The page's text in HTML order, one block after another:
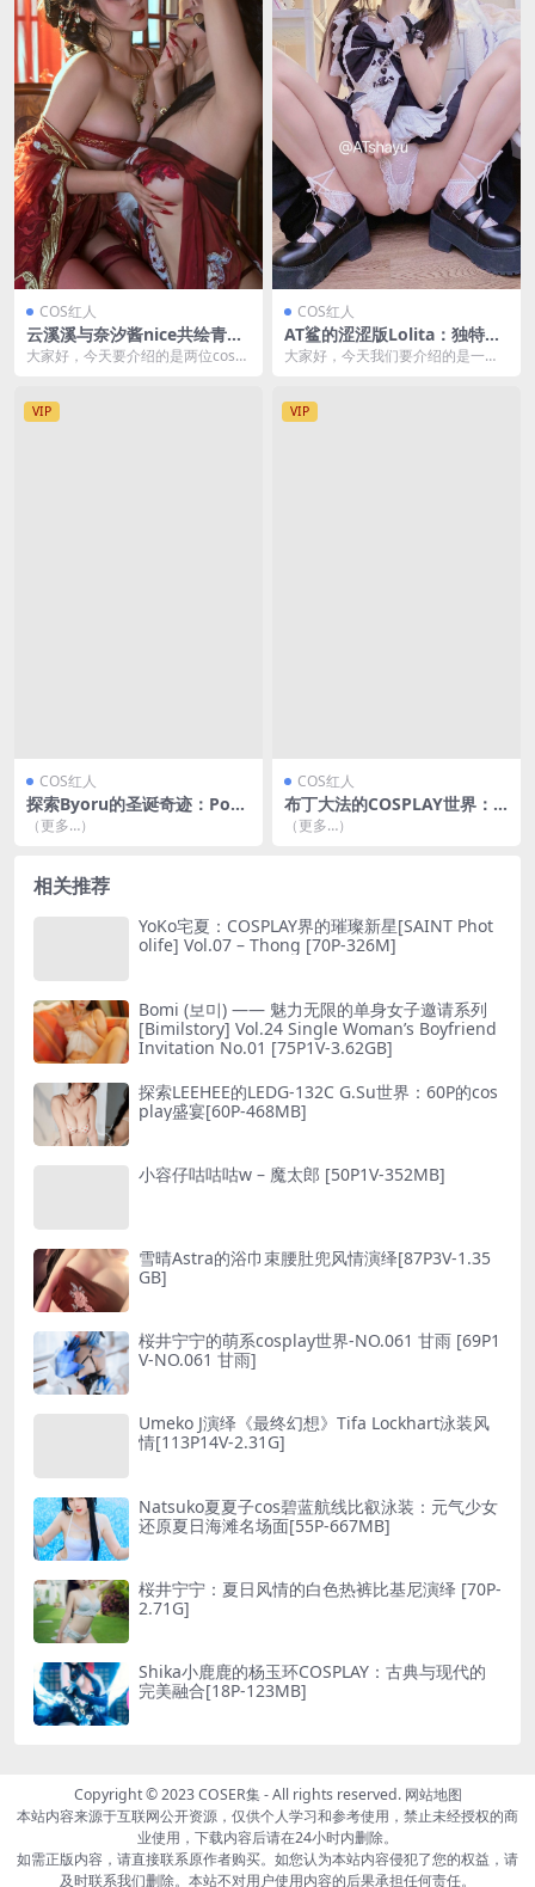
COS红人
云溪溪与奈汐酱nice共绘青楼
韵事 [121P1V-1.23GB]
大家好，今天要介绍的是两位cos界
COS红人
AT鲨的涩涩版Lolita：独特风
格的cosplay演绎 [54P-55M
大家好，今天我们要介绍的是一位c
VIP
COS红人
探索Byoru的圣诞奇迹：Pow
a Christmas系列[52P1V-817
（更多…）
VIP
COS红人
布丁大法的COSPLAY世界：
探索她的多面魅力[89P8V -75
（更多…）
相关推荐
YoKo宅夏：COSPLAY界的璀璨新星[SAINT Phot
olife] Vol.07 – Thong [70P-326M]
Bomi (보미) —— 魅力无限的单身女子邀请系列
[Bimilstory] Vol.24 Single Woman’s Boyfriend
Invitation No.01 [75P1V-3.62GB]
探索LEEHEE的LEDG-132C G.Su世界：60P的cos
play盛宴[60P-468MB]
小容仔咕咕咕w – 魔太郎 [50P1V-352MB]
雪晴Astra的浴巾束腰肚兜风情演绎[87P3V-1.35
GB]
桜井宁宁的萌系cosplay世界-NO.061 甘雨 [69P1
V-NO.061 甘雨]
Umeko J演绎《最终幻想》Tifa Lockhart泳装风
情[113P14V-2.31G]
Natsuko夏夏子cos碧蓝航线比叡泳装：元气少女
还原夏日海滩名场面[55P-667MB]
桜井宁宁：夏日风情的白色热裤比基尼演绎 [70P-
2.71G]
Shika小鹿鹿的杨玉环COSPLAY：古典与现代的
完美融合[18P-123MB]
Copyright © 2023COSER集- All rights reserved. 网站地图
本站内容来源于互联网公开资源，仅供个人学习和参考使用，禁止未经授权的商
业使用，下载内容后请在24小时内删除。
如需正版内容，请直接联系原作者购买。如您认为本站内容侵犯了您的权益，请
及时联系我们删除。本站不对用户使用内容的后果承担任何责任。